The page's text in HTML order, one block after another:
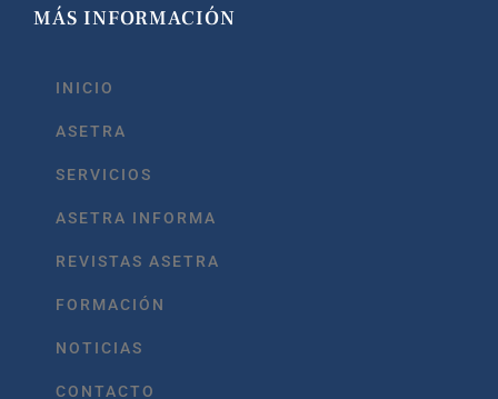
MÁS INFORMACIÓN
INICIO
ASETRA
SERVICIOS
ASETRA INFORMA
REVISTAS ASETRA
FORMACIÓN
NOTICIAS
CONTACTO